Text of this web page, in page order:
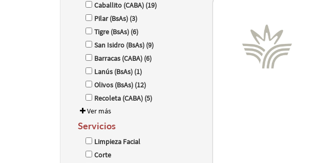
Caballito (CABA) (19)
Pilar (BsAs) (3)
Tigre (BsAs) (6)
San Isidro (BsAs) (9)
Barracas (CABA) (6)
Lanús (BsAs) (1)
Olivos (BsAs) (12)
Recoleta (CABA) (5)
Ver más
Servicios
Limpieza Facial
Corte